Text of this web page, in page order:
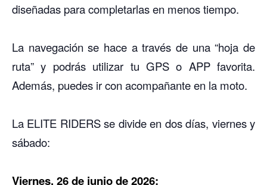
diseñadas para completarlas en menos tiempo.
La navegación se hace a través de una “hoja de
ruta” y podrás utilizar tu GPS o APP favorita.
Además, puedes ir con acompañante en la moto.
La ELITE RIDERS se divide en dos días, viernes y
sábado:
Viernes, 26 de junio de 2026: